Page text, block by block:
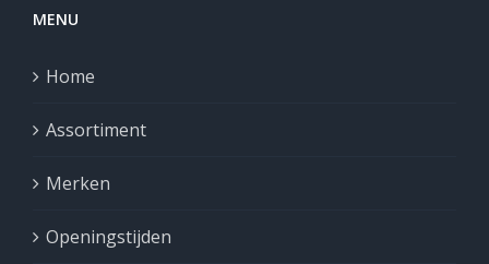
MENU
Home
Assortiment
Merken
Openingstijden